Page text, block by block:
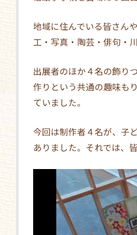
地域に住んでいる皆さん
工・写真・陶芸・俳句・
出展者のほか４名の飾り
作りという共通の趣味も
ていました。
今回は制作者４名が、子
ありました。それでは、